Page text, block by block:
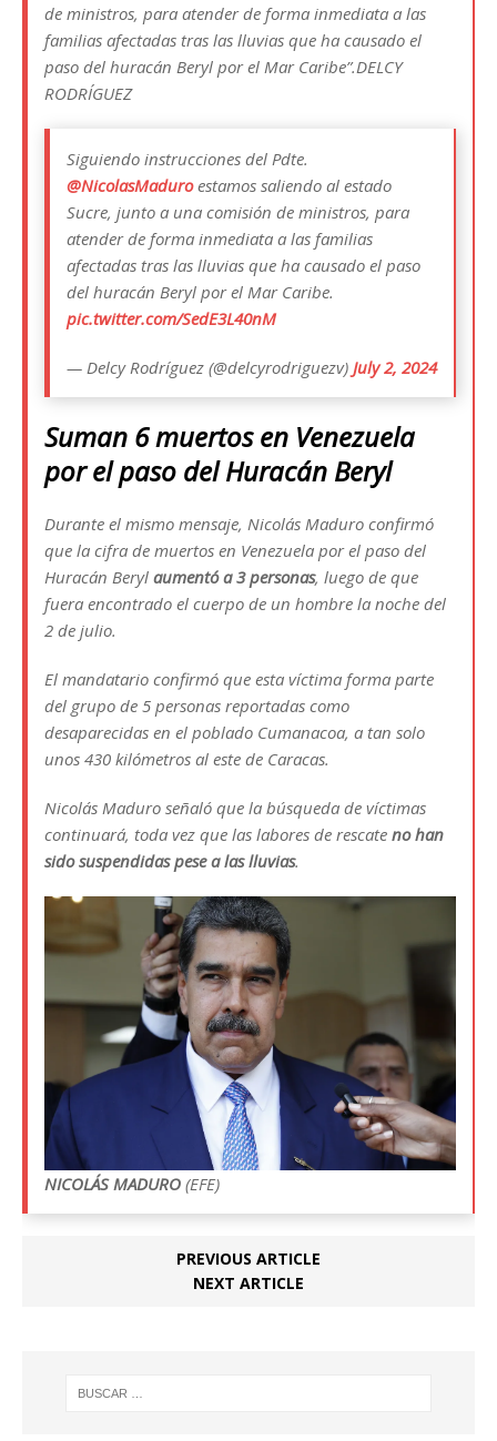
de ministros, para atender de forma inmediata a las
familias afectadas tras las lluvias que ha causado el
paso del huracán Beryl por el Mar Caribe”.DELCY
RODRÍGUEZ
Siguiendo instrucciones del Pdte.
@NicolasMaduroestamos saliendo al estado
Sucre, junto a una comisión de ministros, para
atender de forma inmediata a las familias
afectadas tras las lluvias que ha causado el paso
del huracán Beryl por el Mar Caribe.
pic.twitter.com/SedE3L40nM
— Delcy Rodríguez (@delcyrodriguezv) July 2, 2024
Suman 6 muertos en Venezuela
por el paso del Huracán Beryl
Durante el mismo mensaje, Nicolás Maduro confirmó
que la cifra de muertos en Venezuela por el paso del
Huracán Beryl aumentó a 3 personas, luego de que
fuera encontrado el cuerpo de un hombre la noche del
2 de julio.
El mandatario confirmó que esta víctima forma parte
del grupo de 5 personas reportadas como
desaparecidas en el poblado Cumanacoa, a tan solo
unos 430 kilómetros al este de Caracas.
Nicolás Maduro señaló que la búsqueda de víctimas
continuará, toda vez que las labores de rescate no han
sido suspendidas pese a las lluvias.
NICOLÁS MADURO (EFE)
PREVIOUS ARTICLE
NEXT ARTICLE